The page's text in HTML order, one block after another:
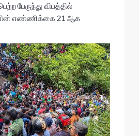
பேருந்து விபத்தில்
எண்ணிக்கை 21 ஆக